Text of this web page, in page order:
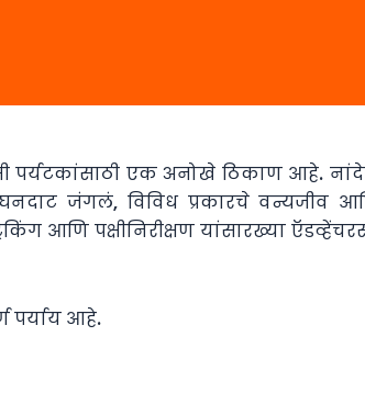
पर्यटकांसाठी एक अनोखे ठिकाण आहे.
जंगलं, विविध प्रकारचे वन्यजीव
आणि पक्षीनिरीक्षण यांसारख्या
पर्याय आहे.